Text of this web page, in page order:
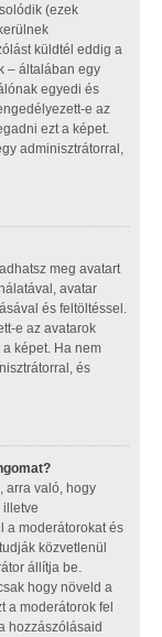
(ezek
küldtél eddig a
– általában egy
egyedi és
e az
ezt a képet.
adminisztrátorral,
meg avatart
avatar
és feltöltéssel.
e az avatarok
képet. Ha nem
és
arra való, hogy
illetve
a moderátorokat és
közvetlenül
állítja be.
hogy növeld a
a moderátorok fel
hozzászólásaid